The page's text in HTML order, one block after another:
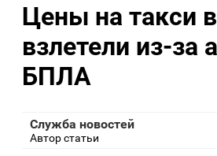
Цены на такси
взлетели из-за
БПЛА
Служба новостей
Автор статьи